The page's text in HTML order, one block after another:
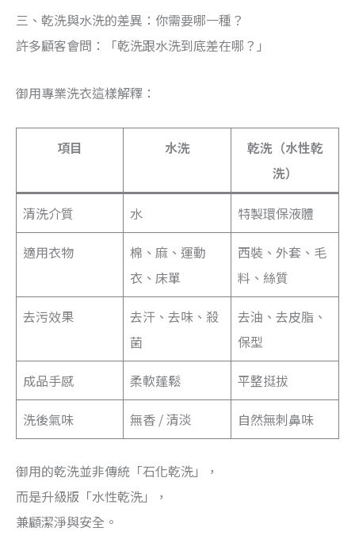
三、乾洗與水洗的差異：你需要哪一種？
許多顧客會問：「乾洗跟水洗到底差在哪？」
御用專業洗衣這樣解釋：
項目 水洗
乾洗（水性乾
洗）
清洗介質 水 特製環保液體
適用衣物
棉、麻、運動
衣、床單
西裝、外套、毛
料、絲質
去污效果
去汗、去味、殺
菌
去油、去皮脂、
保型
成品手感 柔軟蓬鬆 平整挺拔
洗後氣味 無香 / 清淡 自然無刺鼻味
御用的乾洗並非傳統「石化乾洗」，
而是升級版「水性乾洗」，
兼顧潔淨與安全。